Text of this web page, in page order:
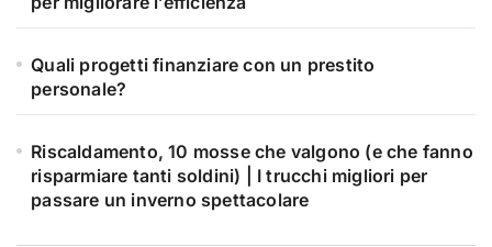
Quali progetti finanziare con un prestito
personale?
Riscaldamento, 10 mosse che valgono (e che fanno
risparmiare tanti soldini) | I trucchi migliori per
passare un inverno spettacolare